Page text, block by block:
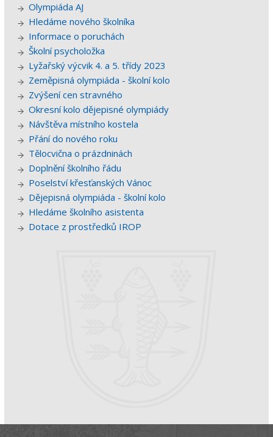
Olympiáda AJ
Hledáme nového školníka
Informace o poruchách
Školní psycholožka
Lyžařský výcvik 4. a 5. třídy 2023
Zeměpisná olympiáda - školní kolo
Zvýšení cen stravného
Okresní kolo dějepisné olympiády
Návštěva místního kostela
Přání do nového roku
Tělocvična o prázdninách
Doplnění školního řádu
Poselství křesťanských Vánoc
Dějepisná olympiáda - školní kolo
Hledáme školního asistenta
Dotace z prostředků IROP